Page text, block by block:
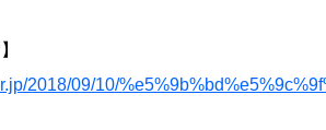
2018/09/10/